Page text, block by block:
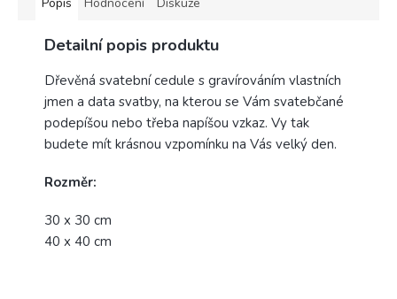
Detailní popis produktu
Dřevěná svatební cedule s gravírováním vlastních
jmen a data svatby, na kterou se Vám svatebčané
podepíšou nebo třeba napíšou vzkaz. Vy tak
budete mít krásnou vzpomínku na Vás velký den.
Rozměr:
30 x 30 cm
40 x 40 cm